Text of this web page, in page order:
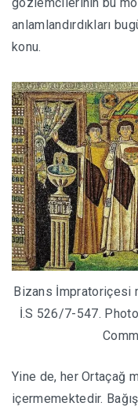
anlamlandırdıkları
konu.
Bizans İmpratoriçesi
İ.S 526/7-547.
Yine de, her Ortaçağ
içermemektedir.